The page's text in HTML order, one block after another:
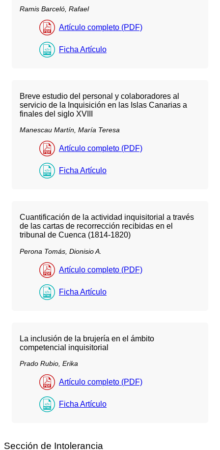
Ramis Barceló, Rafael
Artículo completo (PDF)
Ficha Artículo
Breve estudio del personal y colaboradores al
servicio de la Inquisición en las Islas Canarias a
finales del siglo XVIII
Manescau Martín, María Teresa
Artículo completo (PDF)
Ficha Artículo
Cuantificación de la actividad inquisitorial a través
de las cartas de recorrección recibidas en el
tribunal de Cuenca (1814-1820)
Perona Tomás, Dionisio A.
Artículo completo (PDF)
Ficha Artículo
La inclusión de la brujería en el ámbito
competencial inquisitorial
Prado Rubio, Erika
Artículo completo (PDF)
Ficha Artículo
Sección de Intolerancia